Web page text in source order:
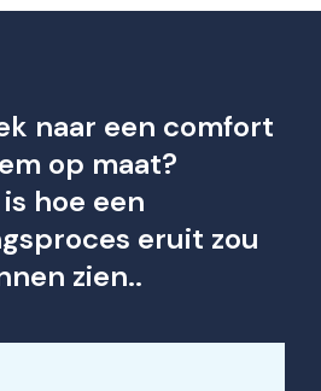
naar een comfort
op maat?
hoe een
eruit zou
zien..